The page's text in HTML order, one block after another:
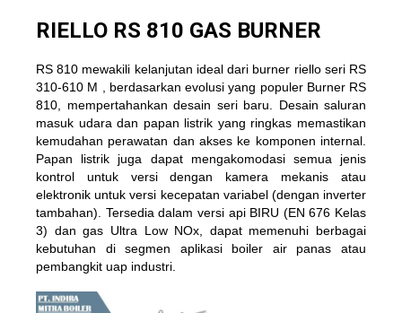
RIELLO RS 810 GAS BURNER
RS 810 mewakili kelanjutan ideal dari burner riello seri RS
310-610 M , berdasarkan evolusi yang populer Burner RS
​​810, mempertahankan desain seri baru. Desain saluran
masuk udara dan papan listrik yang ringkas memastikan
kemudahan perawatan dan akses ke komponen internal.
Papan listrik juga dapat mengakomodasi semua jenis
kontrol untuk versi dengan kamera mekanis atau
elektronik untuk versi kecepatan variabel (dengan inverter
tambahan). Tersedia dalam versi api BIRU (EN 676 Kelas
3) dan gas Ultra Low NOx, dapat memenuhi berbagai
kebutuhan di segmen aplikasi boiler air panas atau
pembangkit uap industri.